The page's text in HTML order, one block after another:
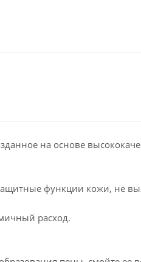
на основе
функции кожи, не
расход.